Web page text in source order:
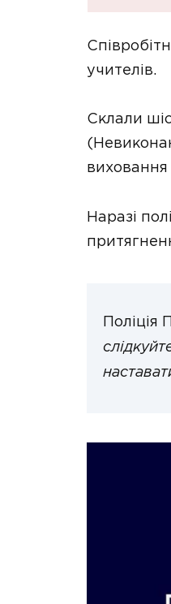
учителів.
Склали
виховання
Наразі
Поліція